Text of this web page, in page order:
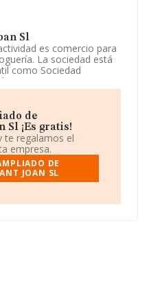
Sl
es comercio para
La sociedad está
como Sociedad
como 'Otro
nuevos en
mercados exteriores.
de empleados y
en INFORMA, ese
de la media de sector.
elaborado por
que: la empresa ha
de
Sl ¡Es gratis!
te regalamos el
empresa.
DE
JOAN SL